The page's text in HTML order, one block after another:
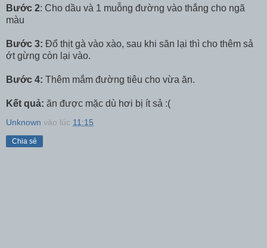
Bước 2: Cho dầu và 1 muỗng đường vào thắng cho ngã
màu
Bước 3: Đổ thịt gà vào xào, sau khi săn lại thì cho thêm sả
ớt gừng còn lại vào.
Bước 4: Thêm mắm đường tiêu cho vừa ăn.
Kết quả: ăn được mặc dù hơi bị ít sả :(
Unknown vào lúc 11:15
Chia sẻ